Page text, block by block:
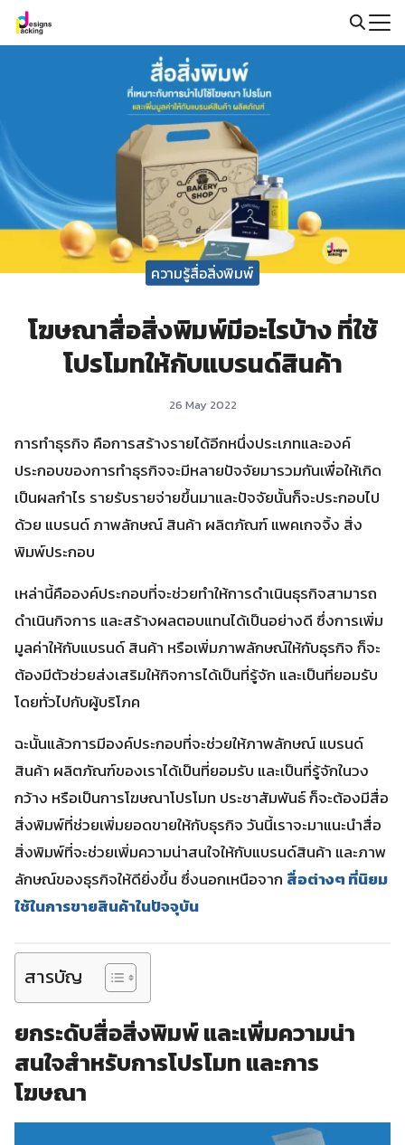
Skip
ความรู้สื่อสิ่งพิมพ์
โฆษณาสื่อสิ่งพิมพ์มีอะไรบ้าง ที่ใช้
โปรโมทให้กับแบรนด์สินค้า
26 May 2022
การทำธุรกิจ คือการสร้างรายได้อีกหนึ่งประเภทและองค์
ประกอบของการทำธุรกิจจะมีหลายปัจจัยมารวมกันเพื่อให้เกิด
เป็นผลกำไร รายรับรายจ่ายขึ้นมาและปัจจัยนั้นก็จะประกอบไป
ด้วย แบรนด์ ภาพลักษณ์ สินค้า ผลิตภัณฑ์ แพคเกจจิ้ง สิ่ง
พิมพ์ประกอบ
เหล่านี้คือองค์ประกอบที่จะช่วยทำให้การดำเนินธุรกิจสามารถ
ดำเนินกิจการ และสร้างผลตอบแทนได้เป็นอย่างดี ซึ่งการเพิ่ม
มูลค่าให้กับแบรนด์ สินค้า หรือเพิ่มภาพลักษณ์ให้กับธุรกิจ ก็จะ
ต้องมีตัวช่วยส่งเสริมให้กิจการได้เป็นที่รู้จัก และเป็นที่ยอมรับ
โดยทั่วไปกับผู้บริโภค
ฉะนั้นแล้วการมีองค์ประกอบที่จะช่วยให้ภาพลักษณ์ แบรนด์
สินค้า ผลิตภัณฑ์ของเราได้เป็นที่ยอมรับ และเป็นที่รู้จักในวง
กว้าง หรือเป็นการโฆษณาโปรโมท ประชาสัมพันธ์ ก็จะต้องมีสื่อ
สิ่งพิมพ์ที่ช่วยเพิ่มยอดขายให้กับธุรกิจ วันนี้เราจะมาแนะนำสื่อ
สิ่งพิมพ์ที่จะช่วยเพิ่มความน่าสนใจให้กับแบรนด์สินค้า และภาพ
ลักษณ์ของธุรกิจให้ดียิ่งขึ้น ซึ่งนอกเหนือจาก สื่อต่างๆ ที่นิยม
ใช้ในการขายสินค้าในปัจจุบัน
สารบัญ
ยกระดับสื่อสิ่งพิมพ์ และเพิ่มความน่า
สนใจสำหรับการโปรโมท และการ
โฆษณา